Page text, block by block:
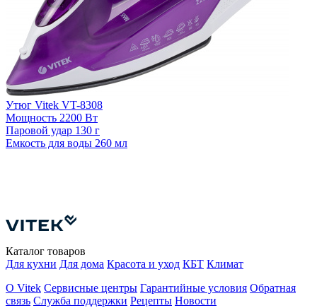
Утюг Vitek VT-8308
Мощность 2200 Вт
Паровой удар 130 г
Емкость для воды 260 мл
Каталог товаров
Для кухни Для дома Красота и уход КБТ Климат
О Vitek Сервисные центры Гарантийные условия Обратная
связь Служба поддержки Рецепты Новости